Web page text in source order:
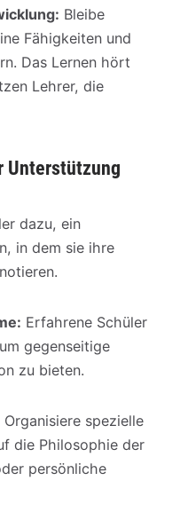
Bleibe
Fähigkeiten und
Das Lernen hört
Lehrer, die
Unterstützung
dazu, ein
in dem sie ihre
Erfahrene Schüler
gegenseitige
zu bieten.
Organisiere spezielle
die Philosophie der
persönliche